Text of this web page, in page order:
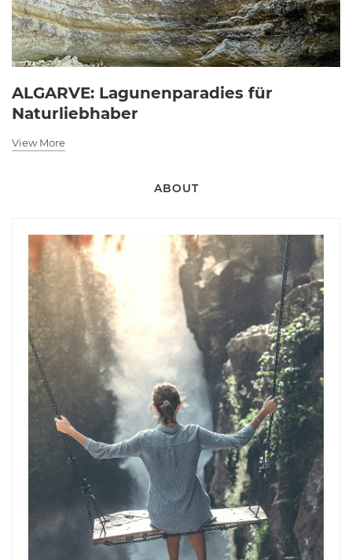
ALGARVE: Lagunenparadies für
Naturliebhaber
View More
ABOUT